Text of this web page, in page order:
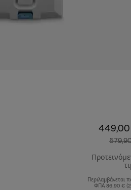
Περιλαμβάνεται
ΦΠΑ 86,90 €